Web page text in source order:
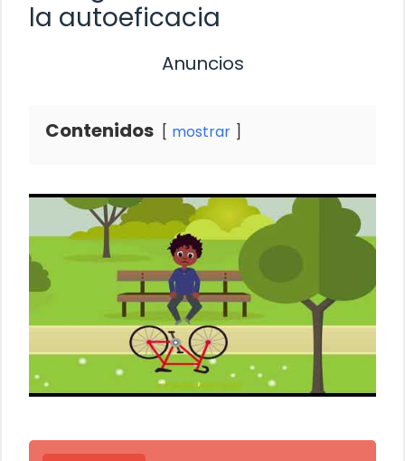
la autoeficacia
Anuncios
Contenidos mostrar